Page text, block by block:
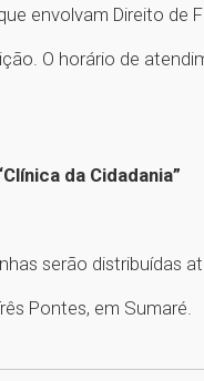
envolvam Direito de
O horário de
da Cidadania”
serão distribuídas
Pontes, em Sumaré.
1